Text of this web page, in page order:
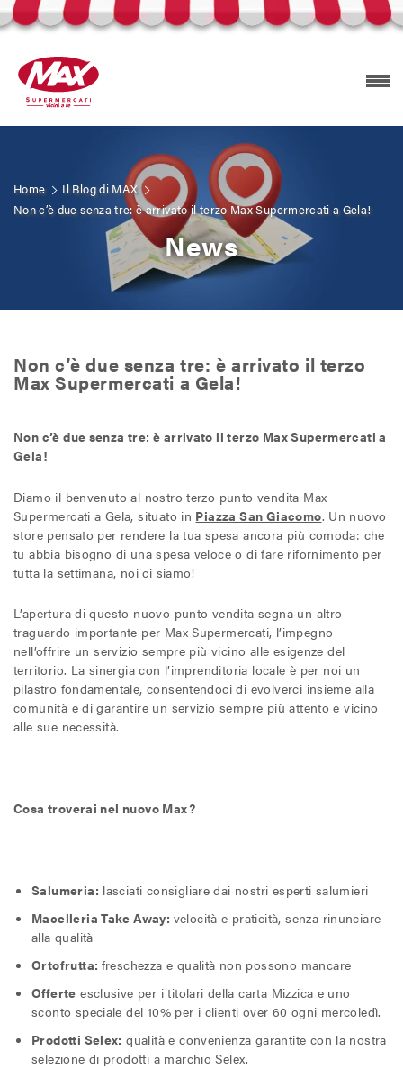
Prodotti Selex
Esplora volantini
Trova il tuo MAX
Carta Mizzica
Il Blog di MAX
Chi siamo
Franchising
Home
Il Blog di MAX
Non c’è due senza tre: è arrivato il terzo Max Supermercati a Gela!
News
Non c’è due senza tre: è arrivato il terzo
Max Supermercati a Gela!
Non c’è due senza tre: è arrivato il terzo Max Supermercati a
Gela!
Diamo il benvenuto al nostro terzo punto vendita Max
Supermercati a Gela, situato in Piazza San Giacomo. Un nuovo
store pensato per rendere la tua spesa ancora più comoda: che
tu abbia bisogno di una spesa veloce o di fare rifornimento per
tutta la settimana, noi ci siamo!
L’apertura di questo nuovo punto vendita segna un altro
traguardo importante per Max Supermercati, l’impegno
nell’offrire un servizio sempre più vicino alle esigenze del
territorio. La sinergia con l’imprenditoria locale è per noi un
pilastro fondamentale, consentendoci di evolverci insieme alla
comunità e di garantire un servizio sempre più attento e vicino
alle sue necessità.
Cosa troverai nel nuovo Max?
Salumeria: lasciati consigliare dai nostri esperti salumieri
Macelleria Take Away: velocità e praticità, senza rinunciare
alla qualità
Ortofrutta: freschezza e qualità non possono mancare
Offerte esclusive per i titolari della carta Mizzica e uno
sconto speciale del 10% per i clienti over 60 ogni mercoledì.
Prodotti Selex: qualità e convenienza garantite con la nostra
selezione di prodotti a marchio Selex.